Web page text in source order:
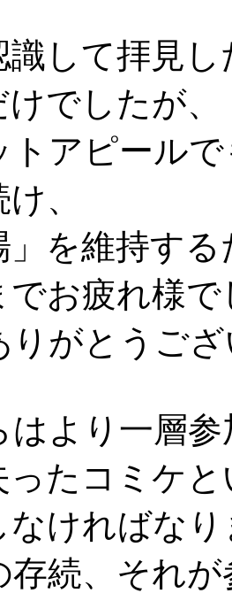
識して拝見
でしたが、
トアピール
、
」を維持す
でお疲れ様で
りがとうご
はより一層
ったコミケ
なければな
存続、それ